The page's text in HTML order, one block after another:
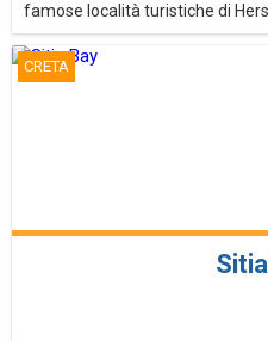
famose località turistiche di
CRETA